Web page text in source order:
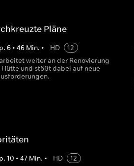
Pläne
6 •46 Min. • HD
12
weiter an der Renovierung
Hütte und stößt dabei auf neue
10 •47 Min. • HD
12